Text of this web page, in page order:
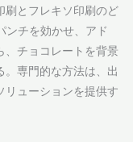
刷とフレキソ印刷のど
ンチを効かせ、アド
、チョコレートを背景
。専門的な方法は、出
リューションを提供す